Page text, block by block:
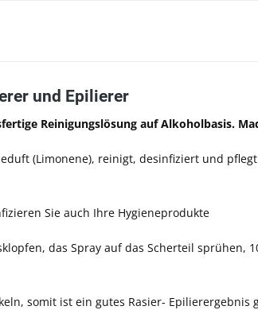
und Epilierer
Reinigungslösung auf Alkoholbasis.
(Limonene), reinigt, desinfiziert und
Sie auch Ihre Hygieneprodukte
das Spray auf das Scherteil
somit ist ein gutes Rasier-